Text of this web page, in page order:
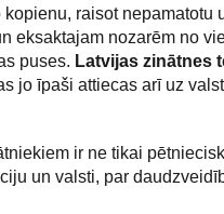
raisot nepamatotu
eksaktajam nozarēm no
puses. Latvijas zinātnes
jo īpaši attiecas arī uz
ir ne tikai
un valsti, par